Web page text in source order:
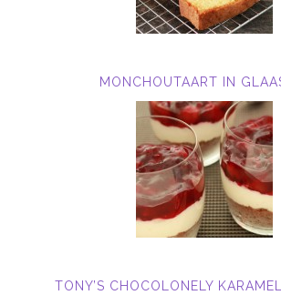
MONCHOUTAART IN
TONY’S CHOCOLONELY